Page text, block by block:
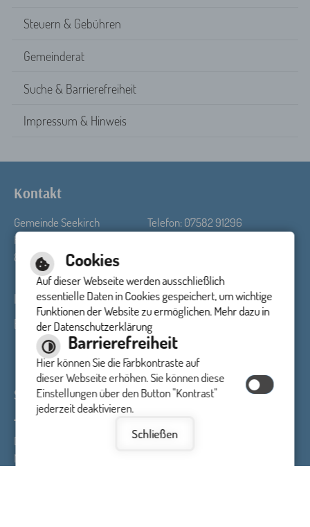
Steuern & Gebühren
Gemeinderat
Suche & Barrierefreiheit
Impressum & Hinweis
Kontakt
Gemeinde Seekirch
Telefon: 07582 91296
Hauptstraße 23
88422 Seekirch
Impressum Inhalt Datenschutzerklärung
Barrierefreiheit Barrierefreie Ansicht
Sprechzeiten Rathaus
Tag
Dienstag:
09:00 Uhr - 12:00 Uhr
Mittwoch:
Cookies
Auf dieser Webseite werden ausschließlich
essentielle Daten in Cookies gespeichert, um wichtige
Funktionen der Website zu ermöglichen. Mehr dazu in
der Datenschutzerklärung
Barrierefreiheit
Hier können Sie die Farbkontraste auf
dieser Webseite erhöhen. Sie können diese
Einstellungen über den Button "Kontrast"
jederzeit deaktivieren.
Schließen